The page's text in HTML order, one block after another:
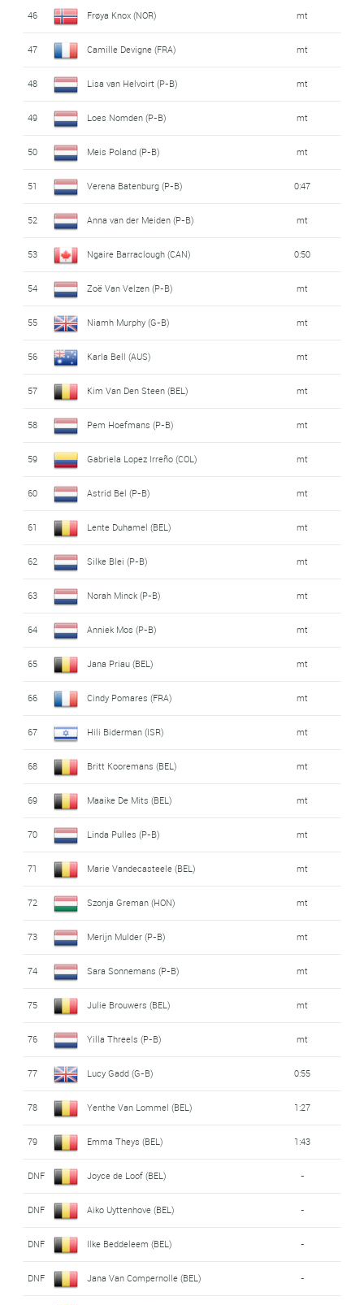
46 Frøya Knox (NOR) mt
47 Camille Devigne (FRA) mt
48 Lisa van Helvoirt (P-B) mt
49 Loes Nomden (P-B) mt
50 Meis Poland (P-B) mt
51 Verena Batenburg (P-B) 0:47
52 Anna van der Meiden (P-B) mt
53 Ngaire Barraclough (CAN) 0:50
54 Zoë Van Velzen (P-B) mt
55 Niamh Murphy (G-B) mt
56 Karla Bell (AUS) mt
57 Kim Van Den Steen (BEL) mt
58 Pem Hoefmans (P-B) mt
59 Gabriela Lopez Irreño (COL) mt
60 Astrid Bel (P-B) mt
61 Lente Duhamel (BEL) mt
62 Silke Blei (P-B) mt
63 Norah Minck (P-B) mt
64 Anniek Mos (P-B) mt
65 Jana Priau (BEL) mt
66 Cindy Pomares (FRA) mt
67 Hili Biderman (ISR) mt
68 Britt Kooremans (BEL) mt
69 Maaike De Mits (BEL) mt
70 Linda Pulles (P-B) mt
71 Marie Vandecasteele (BEL) mt
72 Szonja Greman (HON) mt
73 Merijn Mulder (P-B) mt
74 Sara Sonnemans (P-B) mt
75 Julie Brouwers (BEL) mt
76 Yilla Threels (P-B) mt
77 Lucy Gadd (G-B) 0:55
78 Yenthe Van Lommel (BEL) 1:27
79 Emma Theys (BEL) 1:43
DNF Joyce de Loof (BEL) -
DNF Aiko Uyttenhove (BEL) -
DNF Ilke Beddeleem (BEL) -
DNF Jana Van Compernolle (BEL) -